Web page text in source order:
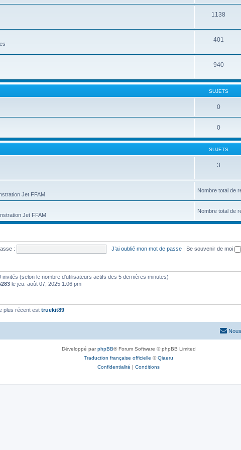
1138
401
940
SUJETS
0
0
SUJETS
3
Jet FFAM
Nombre total de
Jet FFAM
Nombre total de
: J’ai oublié mon mot de passe | Se souvenir de moi
(selon le nombre d’utilisateurs actifs des 5 dernières minutes)
le jeu. août 07, 2025 1:06 pm
plus récent est truekit89
Développé parphpBB® Forum Software © phpBB Limited
Traduction française officielle ©Qiaeru
Confidentialité | Conditions